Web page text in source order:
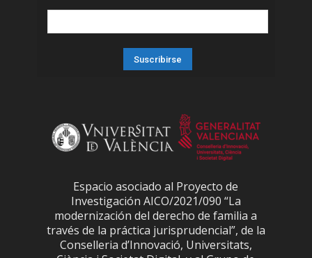
Espacio asociado al Proyecto de
Investigación AICO/2021/090 “La
modernización del derecho de familia a
través de la práctica jurisprudencial”, de la
Conselleria d’Innovació, Universitats,